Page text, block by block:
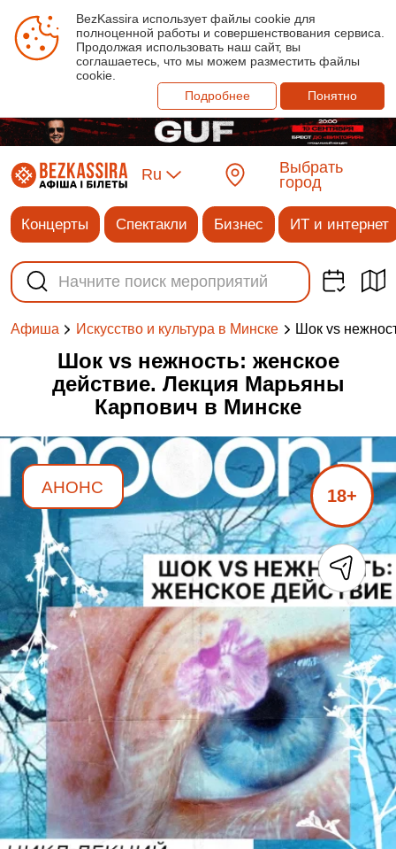
BezKassira использует файлы cookie для
полноценной работы и совершенствования сервиса.
Продолжая использовать наш сайт, вы
соглашаетесь, что мы можем разместить файлы
cookie.
Подробнее
Понятно
Ru
Выбрать
город
Концерты Спектакли Бизнес ИТ и интернет
Афиша Искусство и культура в Минске Шок vs
Шок vs нежность: женское
действие. Лекция Марьяны
Карпович в Минске
АНОНС 18+